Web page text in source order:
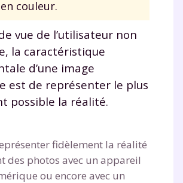
couleur.
vue de l’utilisateur non
la caractéristique
d’une image
est de représenter le plus
possible la réalité.
fidèlement la réalité
des photos avec un appareil
ou encore avec un